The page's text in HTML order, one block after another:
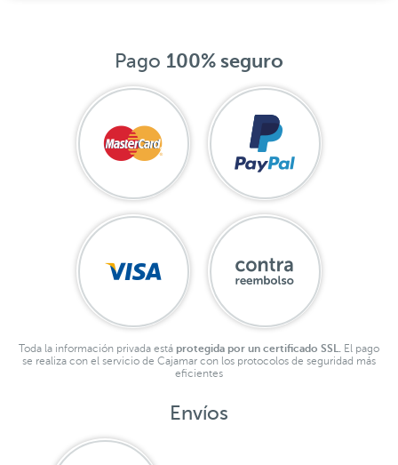
Pago 100% seguro
Toda la información privada está protegida por un certificado SSL. El pago
se realiza con el servicio de Cajamar con los protocolos de seguridad más
eficientes
Envíos